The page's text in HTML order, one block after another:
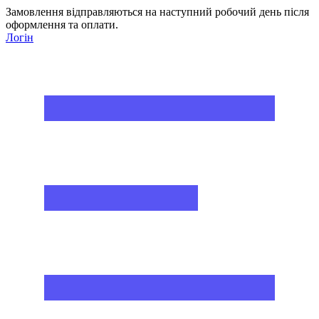
Замовлення відправляються на наступний робочий день після
оформлення та оплати.
Логін